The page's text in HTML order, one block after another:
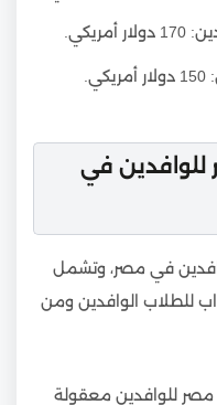
للوافدين في
في مصر، وتشمل
للطلاب الوافدين ومن
مصر للوافدين معقولة